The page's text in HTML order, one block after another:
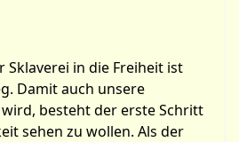
Sklaverei in die Freiheit ist
Damit auch unsere
besteht der erste Schritt
sehen zu wollen. Als der